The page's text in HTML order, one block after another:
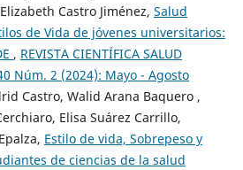
Castro Jiménez, Salud
de Vida de jóvenes universitarios:
, REVISTA CIENTÍFICA SALUD
Núm. 2 (2024): Mayo - Agosto
Castro, Walid Arana Baquero ,
Elisa Suárez Carrillo,
Estilo de vida, Sobrepeso y
de ciencias de la salud